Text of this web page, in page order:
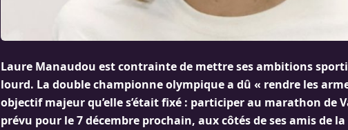
Laure Manaudou est contrainte de mettre ses ambitions
lourd. La double championne olympique a dû « rendre les
objectif majeur qu’elle s’était fixé : participer au marathon de
prévu pour le 7 décembre prochain, aux côtés de ses amis de